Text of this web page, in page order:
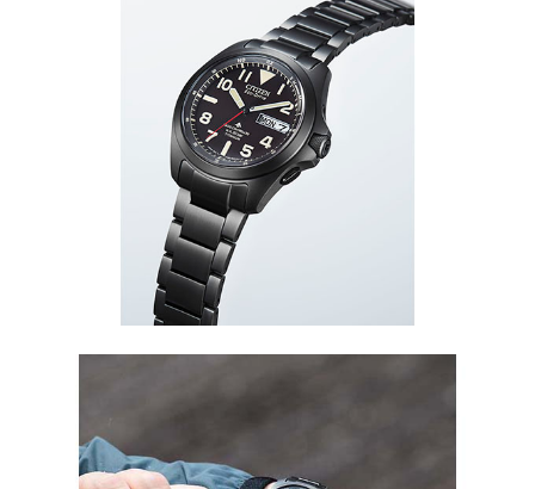
デイ＆デイト機能付き
さびにくいフィールドウオッチ
プロマスター「LANDシリーズ」のエコ・ドライブ電波時
「JIS1種耐磁」「衝撃検知機能」「針自動補正機能」、3つ